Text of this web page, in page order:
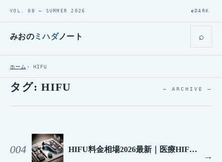
VOL. 08 — SUMMER 2026 ◐ DARK
みおのミハダノート ⌕
ホーム HIFU
タグ:HIFU — ARCHIVE —
004 HIFU料金相場2026最新｜医療HIFU価格比較と失敗しない選び方
→